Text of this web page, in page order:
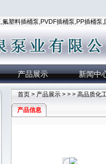
塑料插桶泵,PVDF插桶泵,PP插桶泵
产品展示 新闻中
首页 > 产品展示 > > > 高品质化
产品信息